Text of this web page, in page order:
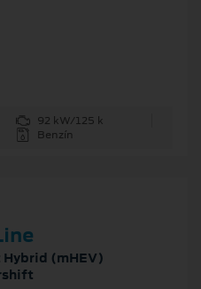
92 kW/125 k
Benzín
(mHEV)